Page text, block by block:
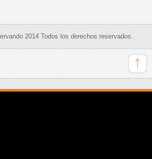
2014 Todos los derechos reservados.